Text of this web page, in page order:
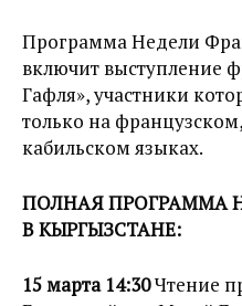
Программа Недели
включит выступление
Гафля», участники
только на
кабильском языках.
ПОЛНАЯ ПРОГРАММА
В КЫРГЫЗСТАНЕ:
15 марта 14:30Чтение